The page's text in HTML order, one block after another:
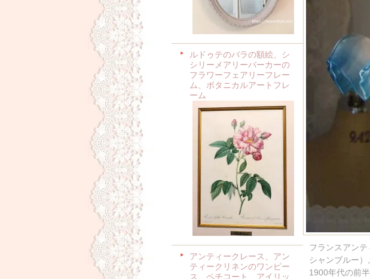
ルドゥテのバラの額絵、シ
シリーメアリーバーカーの
フラワーフェアリーフレー
ム、ボタニカルアートフレ
ーム
アンティークレース、アン
ティークリネンのワンピー
ス、ペチコート、アイリッ
フランスアン
シャンブルー）
1900年代の前